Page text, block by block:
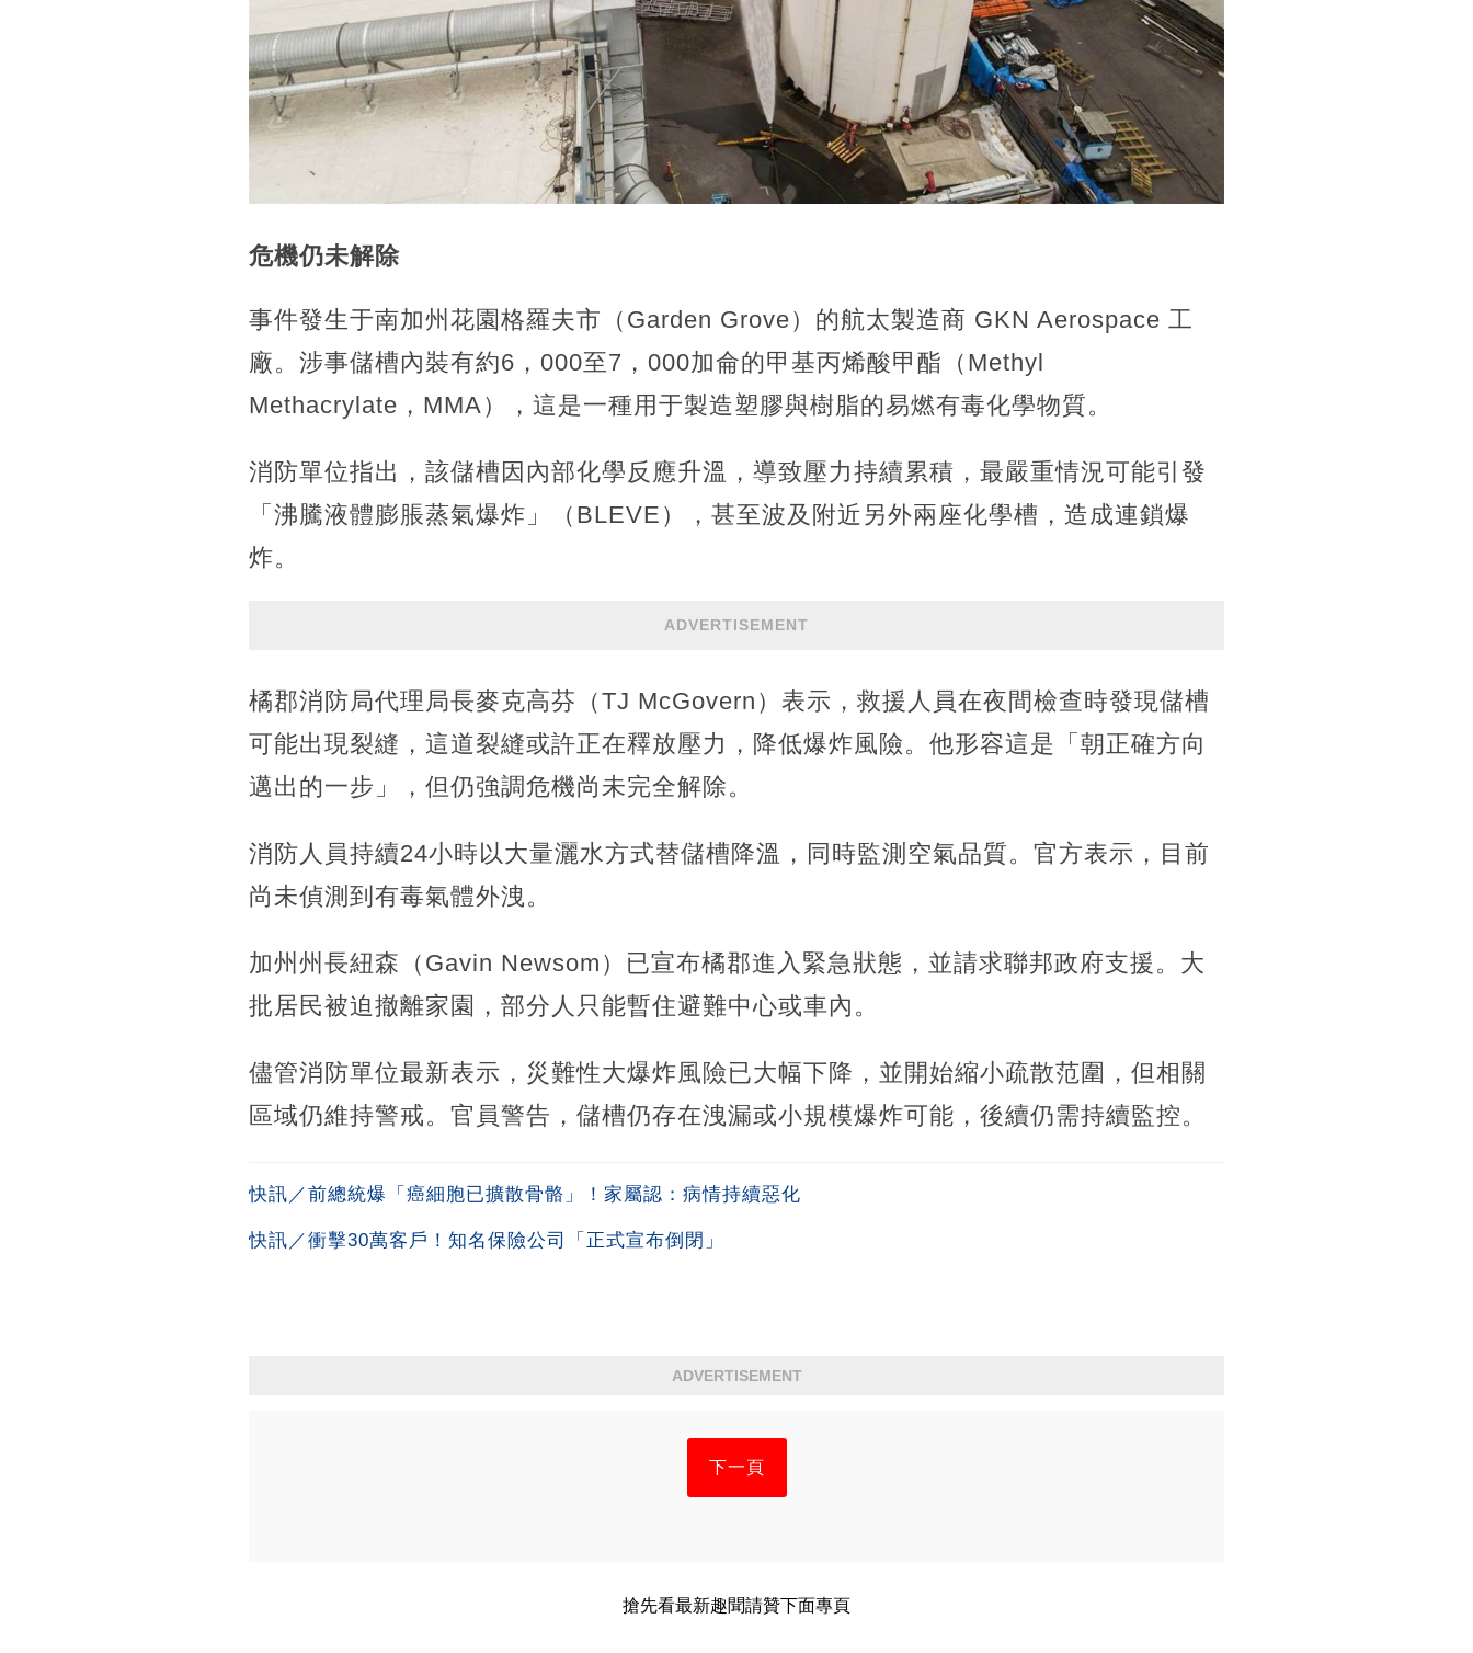
危機仍未解除
事件發生于南加州花園格羅夫市（Garden Grove）的航太製造商 GKN Aerospace 工
廠。涉事儲槽內裝有約6，000至7，000加侖的甲基丙烯酸甲酯（Methyl
Methacrylate，MMA），這是一種用于製造塑膠與樹脂的易燃有毒化學物質。
消防單位指出，該儲槽因內部化學反應升溫，導致壓力持續累積，最嚴重情況可能引發
「沸騰液體膨脹蒸氣爆炸」（BLEVE），甚至波及附近另外兩座化學槽，造成連鎖爆
炸。
ADVERTISEMENT
橘郡消防局代理局長麥克高芬（TJ McGovern）表示，救援人員在夜間檢查時發現儲槽
可能出現裂縫，這道裂縫或許正在釋放壓力，降低爆炸風險。他形容這是「朝正確方向
邁出的一步」，但仍強調危機尚未完全解除。
消防人員持續24小時以大量灑水方式替儲槽降溫，同時監測空氣品質。官方表示，目前
尚未偵測到有毒氣體外洩。
加州州長紐森（Gavin Newsom）已宣布橘郡進入緊急狀態，並請求聯邦政府支援。大
批居民被迫撤離家園，部分人只能暫住避難中心或車內。
儘管消防單位最新表示，災難性大爆炸風險已大幅下降，並開始縮小疏散范圍，但相關
區域仍維持警戒。官員警告，儲槽仍存在洩漏或小規模爆炸可能，後續仍需持續監控。
快訊／前總統爆「癌細胞已擴散骨骼」！家屬認：病情持續惡化
快訊／衝擊30萬客戶！知名保險公司「正式宣布倒閉」
ADVERTISEMENT
下一頁
搶先看最新趣聞請贊下面專頁